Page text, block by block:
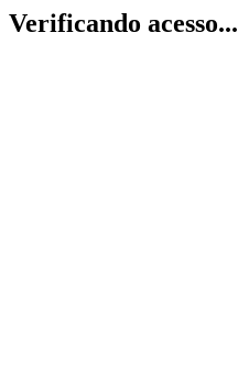
Verificando acesso...